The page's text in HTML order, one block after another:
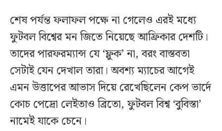
শেষ পর্যন্ত ফলাফল পক্ষে না গেলেও এরই মধ্যে
ফুটবল বিশ্বের মন জিতে নিয়েছে আফ্রিকার দেশটি।
তাদের পারফরম্যান্স যে ‘ফ্লুক’ না, বরং বাস্তবতা
সেটাই যেন দেখাল তারা। অবশ্য ম্যাচের আগেই
এমন উত্তাপের আভাস দিয়ে রেখেছিলেন কেপ ভার্দে
কোচ পেদ্রো লেইতাও ব্রিতো, ফুটবল বিশ্ব ‘বুবিস্তা’
নামেই যাকে চেনে।